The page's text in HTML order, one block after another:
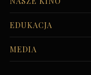
EDUKACJA
MEDIA